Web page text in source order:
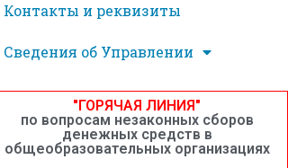
Контакты и реквизиты
Сведения об Управлении
"ГОРЯЧАЯ ЛИНИЯ"
по вопросам незаконных сборов
денежных средств в
общеобразовательных организациях